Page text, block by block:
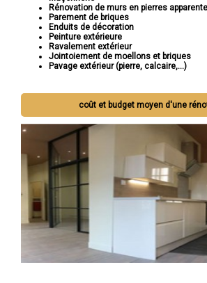
Rénovation de murs en pierres
Parement de briques
Enduits de décoration
Peinture extérieure
Ravalement extérieur
Jointoiement de moellons et briques
Pavage extérieur (pierre, calcaire,...)
coût et budget moyen d'une